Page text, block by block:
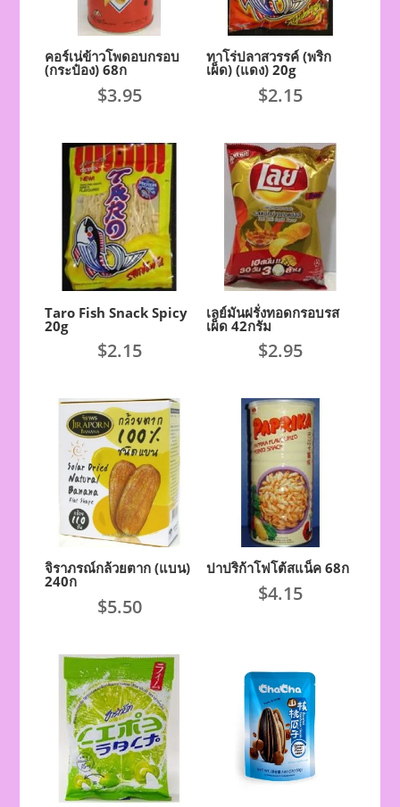
คอร์เน่ข้าวโพดอบกรอบ
(กระป๋อง) 68ก
$3.95
ทาโร่ปลาสวรรค์ (พริก
เผ็ด) (แดง) 20g
$2.15
Taro Fish Snack Spicy
20g
$2.15
เลย์มันฝรั่งทอดกรอบรส
เผ็ด 42กรัม
$2.95
จิราภรณ์กล้วยตาก (แบน)
240ก
$5.50
ปาปริก้าโฟโต้สแน็ค 68ก
$4.15